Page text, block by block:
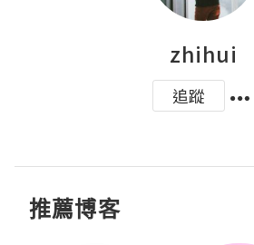
zhihui
追蹤
推薦博客